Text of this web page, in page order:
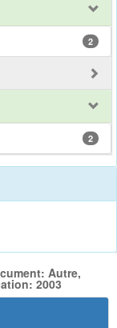
2
2
Autre,
2003